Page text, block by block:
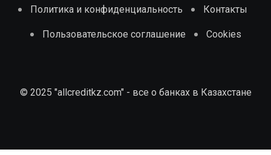
Политика и конфиденциальность Контакты
Пользовательское соглашение Cookies
© 2025 "allcreditkz.com" - все о банках в Казахстане